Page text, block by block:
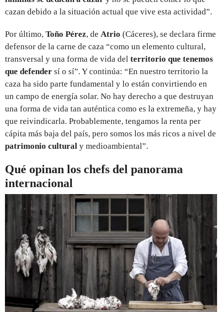
cazan debido a la situación actual que vive esta actividad”.
Por último, Toño Pérez, de Atrio (Cáceres), se declara firme
defensor de la carne de caza “como un elemento cultural,
transversal y una forma de vida del territorio que tenemos
que defender sí o sí”. Y continúa: “En nuestro territorio la
caza ha sido parte fundamental y lo están convirtiendo en
un campo de energía solar. No hay derecho a que destruyan
una forma de vida tan auténtica como es la extremeña, y hay
que reivindicarla. Probablemente, tengamos la renta per
cápita más baja del país, pero somos los más ricos a nivel de
patrimonio cultural y medioambiental”.
Qué opinan los chefs del panorama
internacional